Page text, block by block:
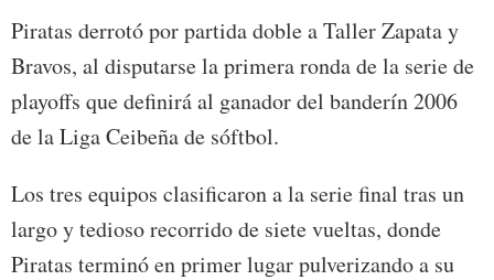
Piratas derrotó por partida doble a Taller Zapata y
Bravos, al disputarse la primera ronda de la serie de
playoffs que definirá al ganador del banderín 2006
de la Liga Ceibeña de sóftbol.
Los tres equipos clasificaron a la serie final tras un
largo y tedioso recorrido de siete vueltas, donde
Piratas terminó en primer lugar pulverizando a su